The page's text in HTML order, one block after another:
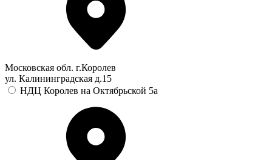
Московская обл. г.Королев
ул. Калининградская д.15
НДЦ Королев на Октябрьской 5а